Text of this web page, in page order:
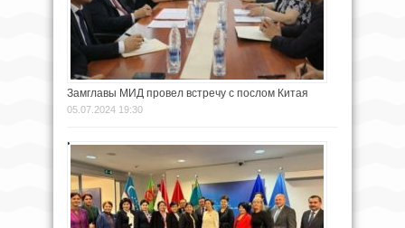
Замглавы МИД провел встречу с послом Китая
05.07.2024 19:30